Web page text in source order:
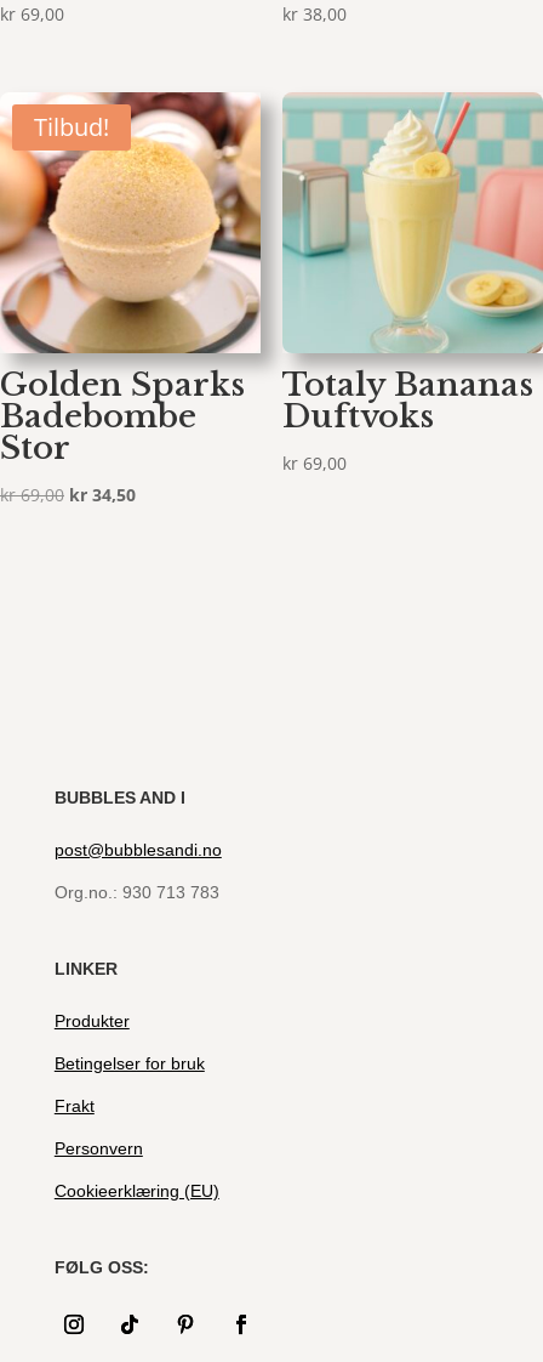
kr 69,00 kr38,00
Tilbud!
Golden Sparks
Badebombe
Stor
kr69,00 Opprinnelig
kr 34,50Nåværende
Totaly Bananas
Duftvoks
kr69,00
BUBBLES AND I
post@bubblesandi.no
Org.no.: 930 713 783
LINKER
Produkter
Betingelser for bruk
Frakt
Personvern
Cookieerklæring (EU)
FØLG OSS: